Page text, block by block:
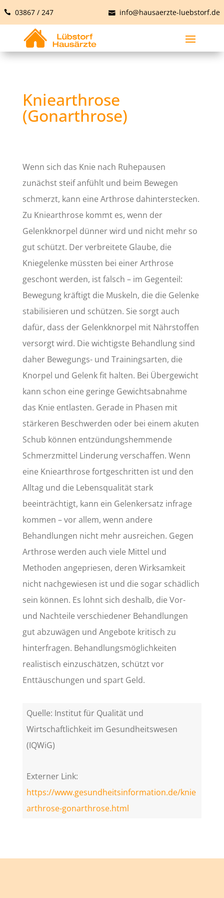
03867 / 247 info@hausaerzte-luebstorf.de
Kniearthrose
(Gonarthrose)
Wenn sich das Knie nach Ruhepausen
zunächst steif anfühlt und beim Bewegen
schmerzt, kann eine Arthrose dahinterstecken.
Zu Kniearthrose kommt es, wenn der
Gelenkknorpel dünner wird und nicht mehr so
gut schützt. Der verbreitete Glaube, die
Kniegelenke müssten bei einer Arthrose
geschont werden, ist falsch – im Gegenteil:
Bewegung kräftigt die Muskeln, die die Gelenke
stabilisieren und schützen. Sie sorgt auch
dafür, dass der Gelenkknorpel mit Nährstoffen
versorgt wird. Die wichtigste Behandlung sind
daher Bewegungs- und Trainingsarten, die
Knorpel und Gelenk fit halten. Bei Übergewicht
kann schon eine geringe Gewichtsabnahme
das Knie entlasten. Gerade in Phasen mit
stärkeren Beschwerden oder bei einem akuten
Schub können entzündungshemmende
Schmerzmittel Linderung verschaffen. Wenn
eine Kniearthrose fortgeschritten ist und den
Alltag und die Lebensqualität stark
beeinträchtigt, kann ein Gelenkersatz infrage
kommen – vor allem, wenn andere
Behandlungen nicht mehr ausreichen. Gegen
Arthrose werden auch viele Mittel und
Methoden angepriesen, deren Wirksamkeit
nicht nachgewiesen ist und die sogar schädlich
sein können. Es lohnt sich deshalb, die Vor-
und Nachteile verschiedener Behandlungen
gut abzuwägen und Angebote kritisch zu
hinterfragen. Behandlungsmöglichkeiten
realistisch einzuschätzen, schützt vor
Enttäuschungen und spart Geld.
Quelle: Institut für Qualität und
Wirtschaftlichkeit im Gesundheitswesen
(IQWiG)
Externer Link:
https://www.gesundheitsinformation.de/knie
arthrose-gonarthrose.html